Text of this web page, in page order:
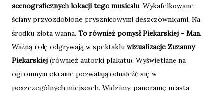
scenograficznych lokacji tego musicalu. Wykafelkowane
ściany przyozdobione prysznicowymi deszczownicami. Na
środku złota wanna. To również pomysł Piekarskiej - Man.
Ważną rolę odgrywają w spektaklu wizualizacje Zuzanny
Piekarskiej (również autorki plakatu). Wyświetlane na
ogromnym ekranie pozwalają odnaleźć się w
poszczególnych miejscach. Widzimy: panoramę miasta,